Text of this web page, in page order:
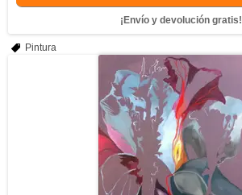
¡Envío y devolución gratis!
Pintura